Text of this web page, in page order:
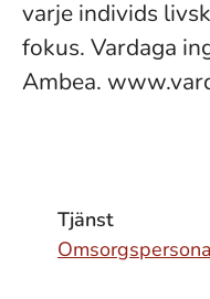
varje individs
fokus. Vardaga
Ambea.
Tjänst